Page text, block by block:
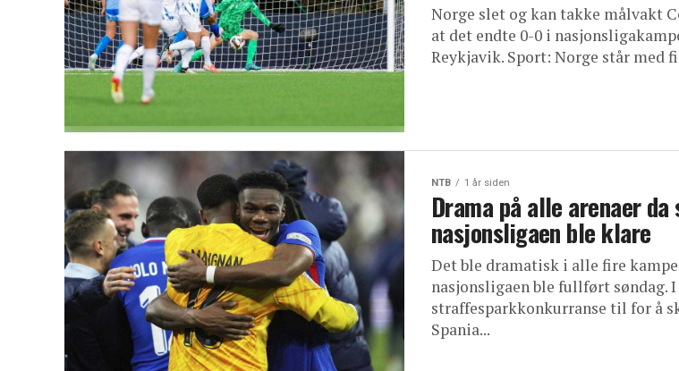
Norge slet og kan takke målvakt
at det endte 0-0 i
Reykjavik. Sport: Norge står med
NTB 1 år siden
Drama på alle arenaer
nasjonsligaen ble klare
Det ble dramatisk i alle fire
nasjonsligaen ble fullført søndag.
straffesparkkonkurranse til for å
Spania...